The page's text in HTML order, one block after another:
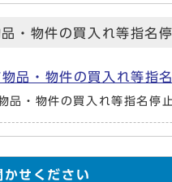
・物件の買入れ等指名
物品・物件の買入れ等
品・物件の買入れ等指名停
かせください